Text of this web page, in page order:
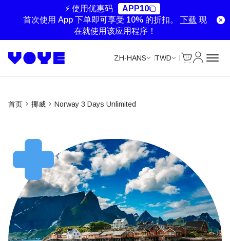
⚡ 使用优惠码
APP10
首次使用 App 下单即可享受 10% 的折扣。 下载 现
在就使用该应用程序！
ZH-HANS TWD
首页 挪威 Norway 3 Days Unlimited